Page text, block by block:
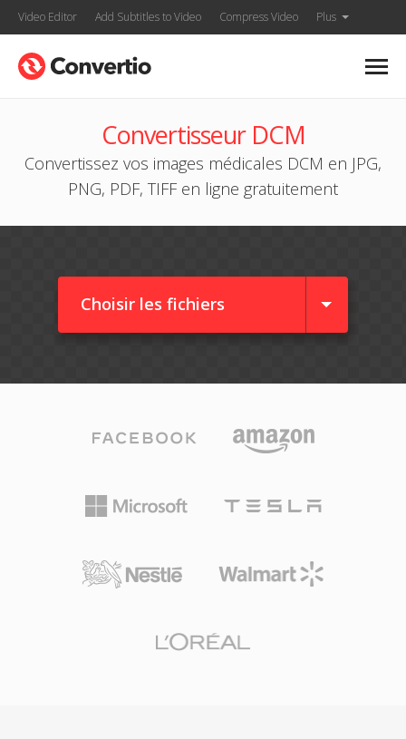
Video Editor Add Subtitles to Video Compress Video Plus
Convertisseur DCM
Convertissez vos images médicales DCM en JPG,
PNG, PDF, TIFF en ligne gratuitement
Choisir les fichiers